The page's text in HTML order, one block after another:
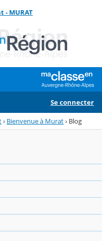
- MURAT
Se connecter
› Bienvenue à Murat› Blog